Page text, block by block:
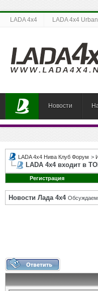
LADA 4x4 LADA 4x4 Urban
Новости
LADA 4x4 Нива Клуб Форум >
LADA 4х4 входит в
Регистрация
Новости Лада 4х4 Обсуждаем